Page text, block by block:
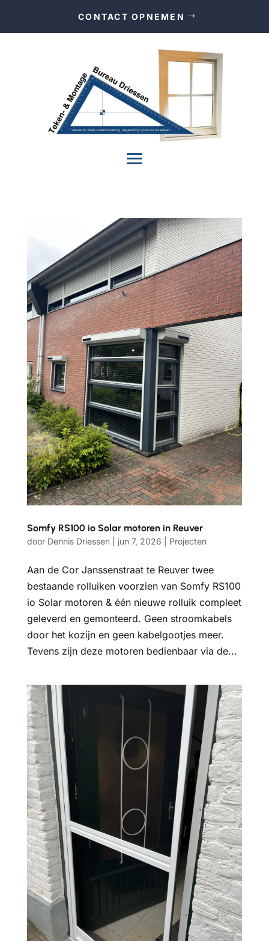
CONTACT OPNEMEN
Somfy RS100 io Solar motoren in Reuver
door Dennis Driessen| jun 7, 2026 Projecten
Aan de Cor Janssenstraat te Reuver twee
bestaande rolluiken voorzien van Somfy RS100
io Solar motoren & één nieuwe rolluik compleet
geleverd en gemonteerd. Geen stroomkabels
door het kozijn en geen kabelgootjes meer.
Tevens zijn deze motoren bedienbaar via de...